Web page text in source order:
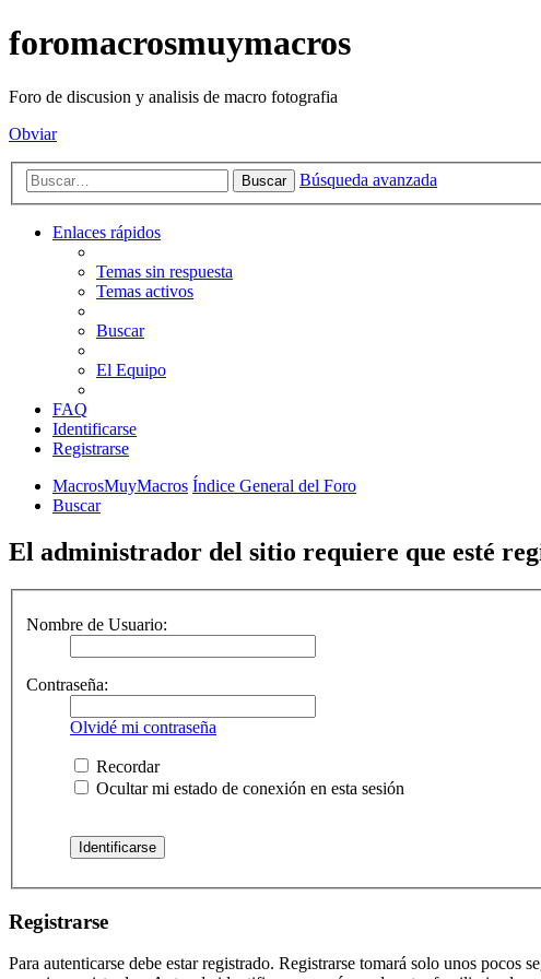
foromacrosmuymacros
Foro de discusion y analisis de macro fotografia
Obviar
Buscar Búsqueda avanzada
Enlaces rápidos
Temas sin respuesta
Temas activos
Buscar
El Equipo
FAQ
Identificarse
Registrarse
MacrosMuyMacros Índice General del Foro
Buscar
El administrador del sitio requiere que esté
Nombre de Usuario:
Contraseña:
Olvidé mi contraseña
Recordar
Ocultar mi estado de conexión en esta sesión
Registrarse
Para autenticarse debe estar registrado. Registrarse tomará solo unos